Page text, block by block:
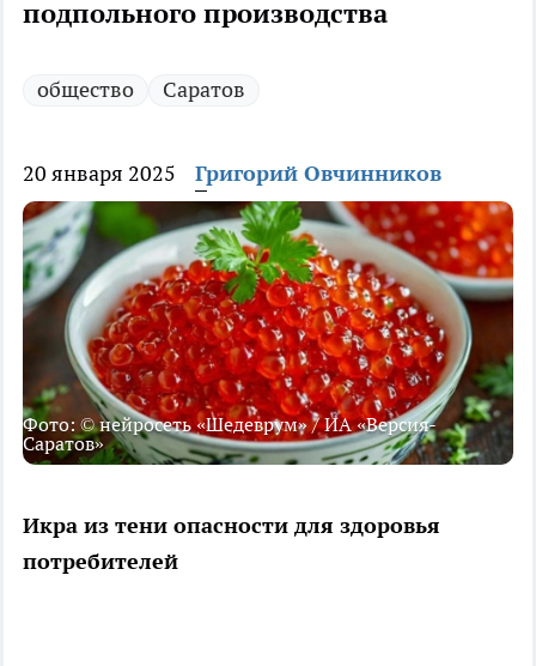
подпольного производства
общество Саратов
20 января 2025 Григорий Овчинников
Фото: © нейросеть «Шедеврум» / ИА «Версия-
Саратов»
Икра из тени опасности для здоровья
потребителей